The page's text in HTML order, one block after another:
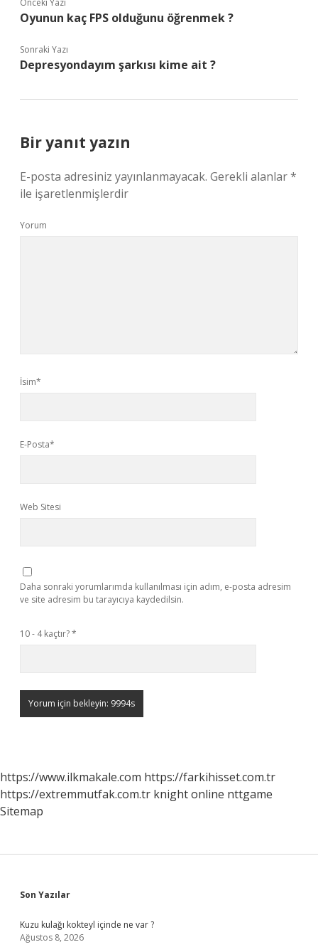
Önceki Yazı
Oyunun kaç FPS olduğunu öğrenmek ?
Sonraki Yazı
Depresyondayım şarkısı kime ait ?
Bir yanıt yazın
E-posta adresiniz yayınlanmayacak. Gerekli alanlar*
ile işaretlenmişlerdir
Yorum
İsim*
E-Posta*
Web Sitesi
Daha sonraki yorumlarımda kullanılması için adım, e-posta adresim
ve site adresim bu tarayıcıya kaydedilsin.
10 - 4 kaçtır?*
https://www.ilkmakale.com https://farkihisset.com.tr
https://extremmutfak.com.tr knight online nttgame
Sitemap
Sidebar
Son Yazılar
Kuzu kulağı kokteyl içinde ne var ?
Ağustos 8, 2026